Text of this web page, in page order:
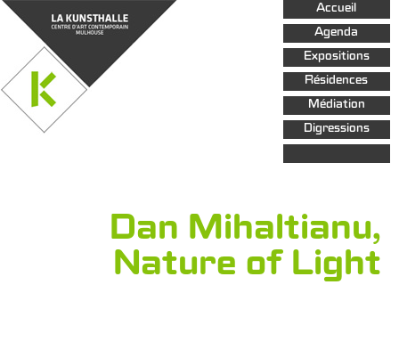
Aller au
contenu
principal
Accueil
Agenda
Expositions
Résidences
Médiation
Digressions
Dan Mihaltianu,
Nature of Light